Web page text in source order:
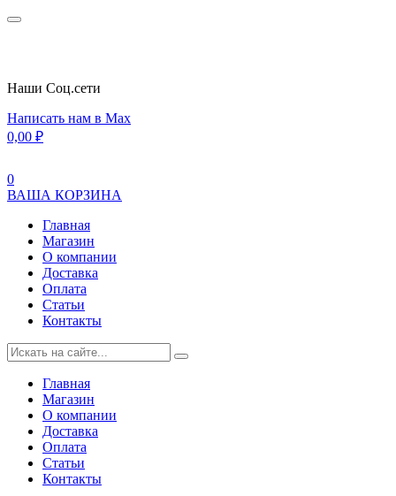
Наши Cоц.сети
Написать нам в Max
0,00 ₽
0
ВАША КОРЗИНА
Главная
Магазин
О компании
Доставка
Оплата
Статьи
Контакты
Главная
Магазин
О компании
Доставка
Оплата
Статьи
Контакты